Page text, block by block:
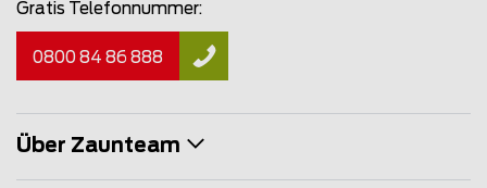
Gratis Telefonnummer:
0800 84 86 888
Über Zaunteam